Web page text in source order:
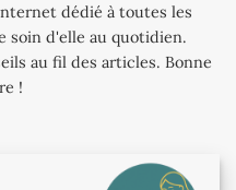
dédié à toutes les
soin d'elle au quotidien.
au fil des articles. Bonne
!